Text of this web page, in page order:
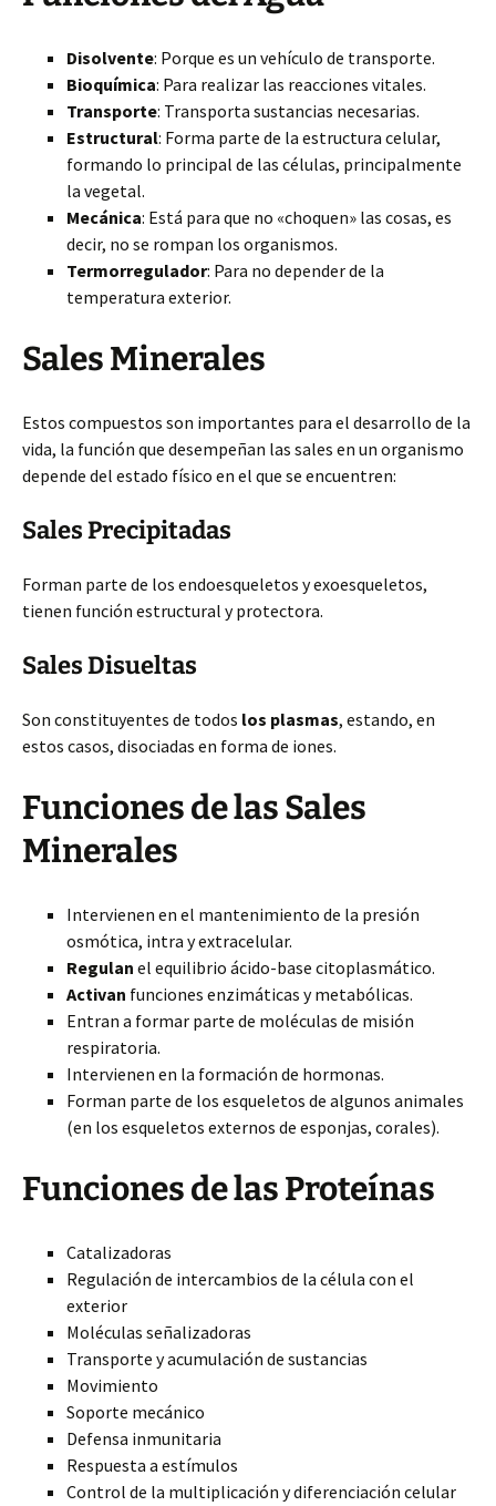
Disolvente: Porque es un vehículo de transporte.
Bioquímica: Para realizar las reacciones vitales.
Transporte: Transporta sustancias necesarias.
Estructural: Forma parte de la estructura celular,
formando lo principal de las células, principalmente
la vegetal.
Mecánica: Está para que no «choquen» las cosas, es
decir, no se rompan los organismos.
Termorregulador: Para no depender de la
temperatura exterior.
Sales Minerales
Estos compuestos son importantes para el desarrollo de la
vida, la función que desempeñan las sales en un organismo
depende del estado físico en el que se encuentren:
Sales Precipitadas
Forman parte de los endoesqueletos y exoesqueletos,
tienen función estructural y protectora.
Sales Disueltas
Son constituyentes de todos los plasmas, estando, en
estos casos, disociadas en forma de iones.
Funciones de las Sales
Minerales
Intervienen en el mantenimiento de la presión
osmótica, intra y extracelular.
Regulan el equilibrio ácido-base citoplasmático.
Activan funciones enzimáticas y metabólicas.
Entran a formar parte de moléculas de misión
respiratoria.
Intervienen en la formación de hormonas.
Forman parte de los esqueletos de algunos animales
(en los esqueletos externos de esponjas, corales).
Funciones de las Proteínas
Catalizadoras
Regulación de intercambios de la célula con el
exterior
Moléculas señalizadoras
Transporte y acumulación de sustancias
Movimiento
Soporte mecánico
Defensa inmunitaria
Respuesta a estímulos
Control de la multiplicación y diferenciación celular